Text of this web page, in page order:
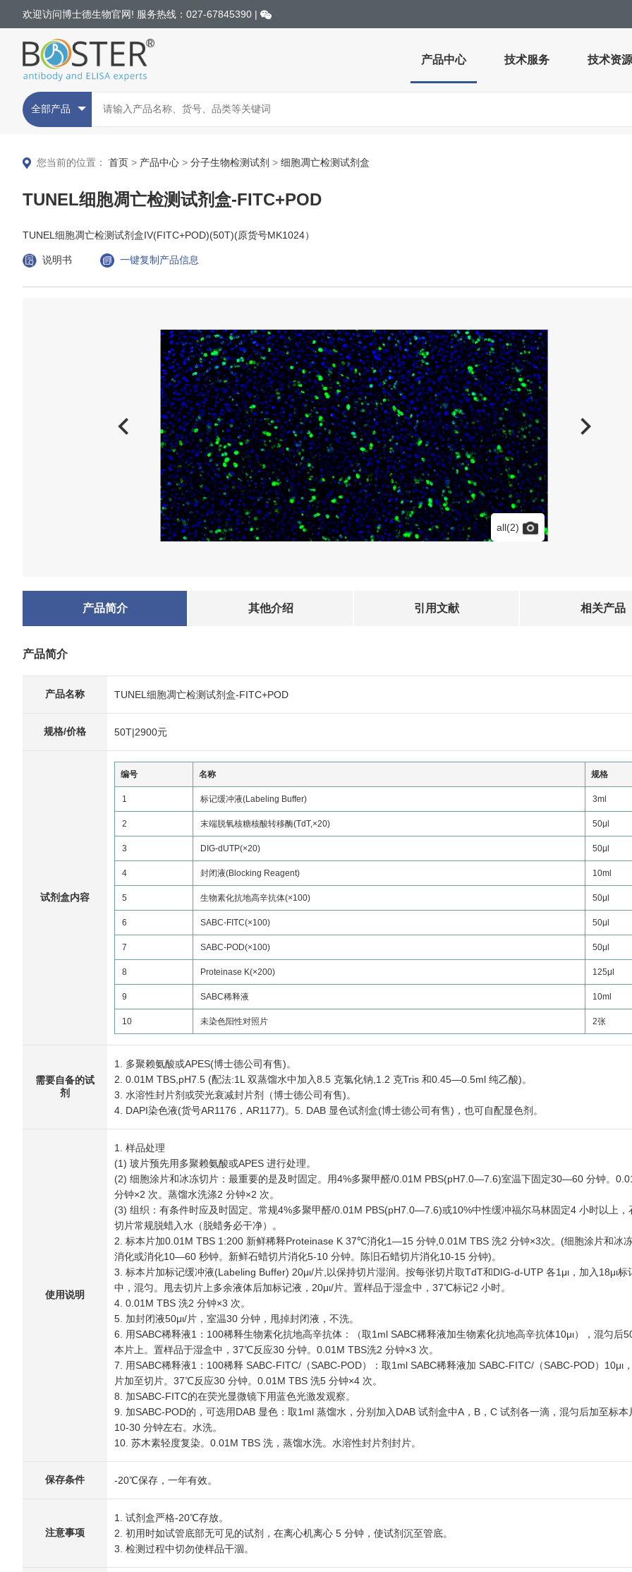
欢迎访问博士德生物官网! 服务热线：027-67845390 |
产品中心 技术服务 技术资源
全部产品
您当前的位置： 首页 > 产品中心 > 分子生物检测试剂 > 细胞凋亡检测试剂盒
TUNEL细胞凋亡检测试剂盒-FITC+POD
TUNEL细胞凋亡检测试剂盒IV(FITC+POD)(50T)(原货号MK1024）
说明书 一键复制产品信息
all(2)
产品简介 其他介绍 引用文献 相关产品
产品简介
产品名称 TUNEL细胞凋亡检测试剂盒-FITC+POD
规格/价格 50T|2900元
试剂盒内容
编号 名称 规格
1 标记缓冲液(Labeling Buffer) 3ml
2 末端脱氧核糖核酸转移酶(TdT,×20) 50μl
3 DIG-dUTP(×20) 50μl
4 封闭液(Blocking Reagent) 10ml
5 生物素化抗地高辛抗体(×100) 50μl
6 SABC-FITC(×100) 50μl
7 SABC-POD(×100) 50μl
8 Proteinase K(×200) 125μl
9 SABC稀释液 10ml
10 未染色阳性对照片 2张
需要自备的试
剂
1. 多聚赖氨酸或APES(博士德公司有售)。
2. 0.01M TBS,pH7.5 (配法:1L 双蒸馏水中加入8.5 克氯化钠,1.2 克Tris 和0.45—0.5ml 纯乙酸)。
3. 水溶性封片剂或荧光衰减封片剂（博士德公司有售)。
4. DAPI染色液(货号AR1176，AR1177)。5. DAB 显色试剂盒(博士德公司有售)，也可自配显色剂。
使用说明
1. 样品处理
(1) 玻片预先用多聚赖氨酸或APES 进行处理。
(2) 细胞涂片和冰冻切片：最重要的是及时固定。用4%多聚甲醛/0.01M PBS(pH7.0—7.6)室温下固定30—60 分钟。
分钟×2 次。蒸馏水洗涤2 分钟×2 次。
(3) 组织：有条件时应及时固定。常规4%多聚甲醛/0.01M PBS(pH7.0—7.6)或10%中性缓冲福尔马林固定4 小时以上，
切片常规脱蜡入水（脱蜡务必干净）。
2. 标本片加0.01M TBS 1:200 新鲜稀释Proteinase K 37℃消化1—15 分钟,0.01M TBS 洗2 分钟×3次。(细胞涂片和冰
消化或消化10—60 秒钟。新鲜石蜡切片消化5-10 分钟。陈旧石蜡切片消化10-15 分钟)。
3. 标本片加标记缓冲液(Labeling Buffer) 20μι/片,以保持切片湿润。按每张切片取TdT和DIG-d-UTP 各1μι，加入18μι标
中，混匀。甩去切片上多余液体后加标记液，20μι/片。置样品于湿盒中，37℃标记2 小时。
4. 0.01M TBS 洗2 分钟×3 次。
5. 加封闭液50μι/片，室温30 分钟，甩掉封闭液，不洗。
6. 用SABC稀释液1：100稀释生物素化抗地高辛抗体：（取1ml SABC稀释液加生物素化抗地高辛抗体10μι），混匀后
本片上。置样品于湿盒中，37℃反应30 分钟。0.01M TBS洗2 分钟×3 次。
7. 用SABC稀释液1：100稀释 SABC-FITC/（SABC-POD）：取1ml SABC稀释液加 SABC-FITC/（SABC-POD）10μι
片加至切片。37℃反应30 分钟。0.01M TBS 洗5 分钟×4 次。
8. 加SABC-FITC的在荧光显微镜下用蓝色光激发观察。
9. 加SABC-POD的，可选用DAB 显色：取1ml 蒸馏水，分别加入DAB 试剂盒中A，B，C 试剂各一滴，混匀后加至标本
10-30 分钟左右。水洗。
10. 苏木素轻度复染。0.01M TBS 洗，蒸馏水洗。水溶性封片剂封片。
保存条件 -20℃保存，一年有效。
注意事项
1. 试剂盒严格-20℃存放。
2. 初用时如试管底部无可见的试剂，在离心机离心 5 分钟，使试剂沉至管底。
3. 检测过程中切勿使样品干涸。